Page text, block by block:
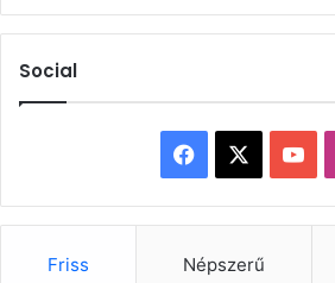
Social
Facebook
Friss Népszerű